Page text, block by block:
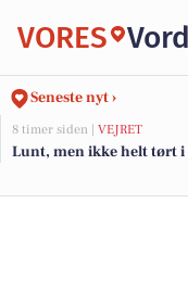
VORES
Seneste nyt ›
8 timer siden | VEJRET
Lunt, men ikke helt tørt i